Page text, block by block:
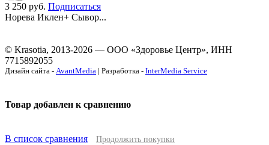
3 250 руб. Подписаться
Норева Иклен+ Сывор...
© Krasotia, 2013-2026 — ООО «Здоровье Центр», ИНН
7715892055
Дизайн сайта - AvantMedia | Разработка - InterMedia Service
Товар добавлен к сравнению
В список сравнения Продолжить покупки